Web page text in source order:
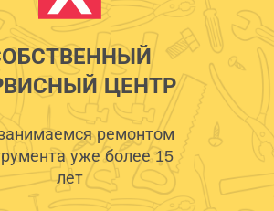
ЦЕНТР
ремонтом
уже более 15
лет